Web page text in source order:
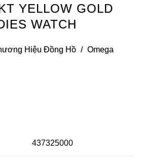
YELLOW GOLD
WATCH
Hiệu Đồng Hồ / Omega
437325000